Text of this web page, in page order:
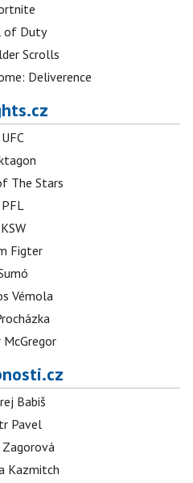
of Duty
Scrolls
Deliverence
UFC
The Stars
PFL
KSW
Figter
Vémola
McGregor
Babiš
Pavel
Zagorová
Kazmitch